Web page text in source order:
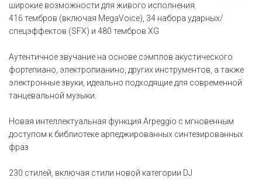
широкие возможности для живого исполнения.
416 тембров (включая MegaVoice), 34 набора ударных/
спецэффектов (SFX) и 480 тембров XG
Аутентичное звучание на основе сэмплов акустического
фортепиано, электропианино, других инструментов, а также
электронные звуки, идеально подходящие для современной
танцевальной музыки.
Новая интеллектуальная функция Arpeggio с мгновенным
доступом к библиотеке арпеджированных синтезированных
фраз
230 стилей, включая стили новой категории DJ